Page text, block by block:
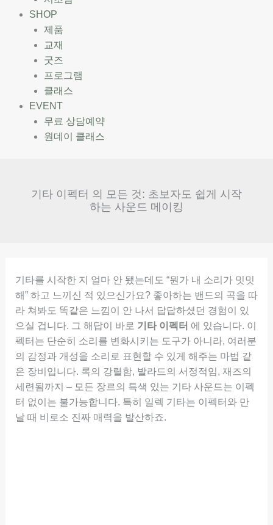
SHOP
제품
교재
굿즈
프로그램
클래스
EVENT
무료 상담예약
원데이 클래스
기타 이펙터 의 모든 것: 초보자도 쉽게 시작
하는 사운드 메이킹
기타를 시작한 지 얼마 안 됐는데도 “뭔가 내 소리가 밋밋
해” 하고 느끼신 적 있으신가요? 좋아하는 밴드의 곡을 따
라 쳐봐도 똑같은 느낌이 안 나서 답답하셨던 경험이 있
으실 겁니다. 그 해답이 바로 기타 이펙터 에 있습니다. 이
펙터는 단순히 소리를 변화시키는 도구가 아니라, 여러분
의 감정과 개성을 소리로 표현할 수 있게 해주는 마법 같
은 장비입니다. 록의 강렬함, 발라드의 서정적임, 재즈의
세련됨까지 – 모든 장르의 특색 있는 기타 사운드는 이펙
터 없이는 불가능합니다. 특히 일렉 기타는 이펙터와 만
날 때 비로소 진짜 매력을 발산하죠.